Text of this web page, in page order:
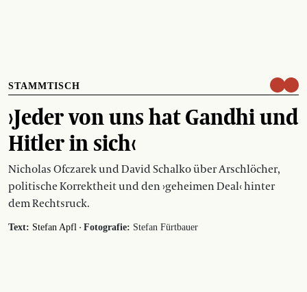
STAMMTISCH
›Jeder von uns hat Gandhi und
Hitler in sich‹
Nicholas Ofczarek und David Schalko über Arschlöcher,
politische Korrektheit und den ›geheimen Deal‹ hinter
dem Rechtsruck.
Text: Stefan Apfl · Fotografie: Stefan Fürtbauer